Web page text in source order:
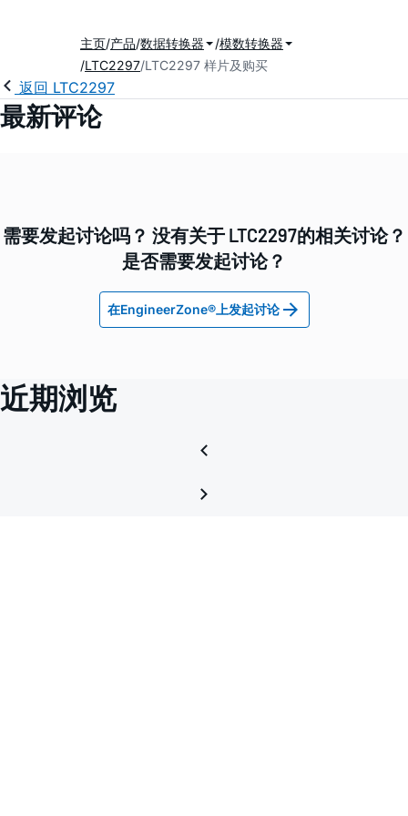
主页 产品 数据转换器
模数转换器
LTC2297 LTC2297 样片及购买
返回 LTC2297
最新评论
需要发起讨论吗？ 没有关于 LTC2297的相关讨论？
是否需要发起讨论？
在EngineerZone®上发起讨论
近期浏览